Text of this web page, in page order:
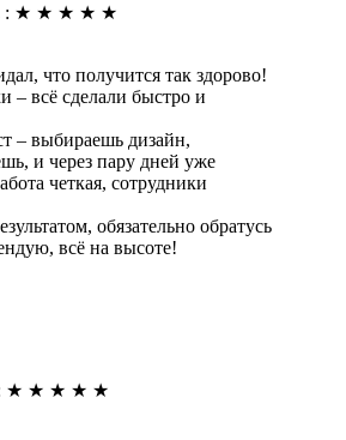
: ★ ★ ★ ★ ★
что получится так здорово!
– всё сделали быстро и
– выбираешь дизайн,
и через пару дней уже
четкая, сотрудники
обязательно обратусь
всё на высоте!
★ ★ ★ ★ ★